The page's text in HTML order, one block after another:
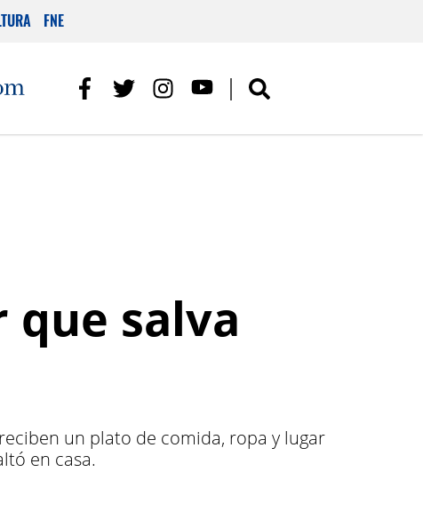
FNE
que salva
un plato de comida, ropa y lugar
en casa.